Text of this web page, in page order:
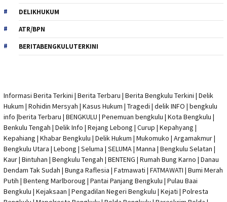
DELIKHUKUM
ATR/BPN
BERITABENGKULUTERKINI
Informasi Berita Terkini | Berita Terbaru | Berita Bengkulu Terkini | Delik
Hukum | Rohidin Mersyah | Kasus Hukum | Tragedi | delik INFO | bengkulu
info |berita Terbaru | BENGKULU | Penemuan bengkulu | Kota Bengkulu |
Benkulu Tengah | Delik Info | Rejang Lebong | Curup | Kepahyang |
Kepahiang | Khabar Bengkulu | Delik Hukum | Mukomuko | Argamakmur |
Bengkulu Utara | Lebong | Seluma | SELUMA | Manna | Bengkulu Selatan |
Kaur | Bintuhan | Bengkulu Tengah | BENTENG | Rumah Bung Karno | Danau
Dendam Tak Sudah | Bunga Raflesia | Fatmawati | FATMAWATI | Bumi Merah
Putih | Benteng Marlboroug | Pantai Panjang Bengkulu | Pulau Baai
Bengkulu | Kejaksaan | Pengadilan Negeri Bengkulu | Kejati | Polresta